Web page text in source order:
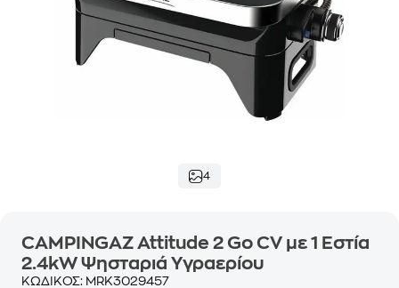
4
CAMPINGAZ Attitude 2 Go CV με 1 Εστία
2.4kW Ψησταριά Υγραερίου
ΚΩΔΙΚΟΣ: MRK3029457